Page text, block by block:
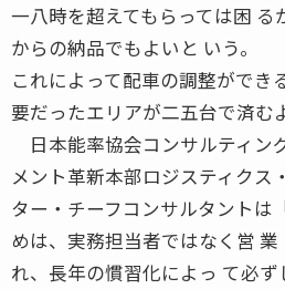
一八時を超えてもらっては困
からの納品でもよいと いう。
これによって配車の調整ができ
要だったエリアが二五台で済む
日本能率協会コンサルティン
メント革新本部ロジスティクス
ター・チーフコンサルタントは
めは、実務担当者ではなく営
れ、長年の慣習化によっ て必